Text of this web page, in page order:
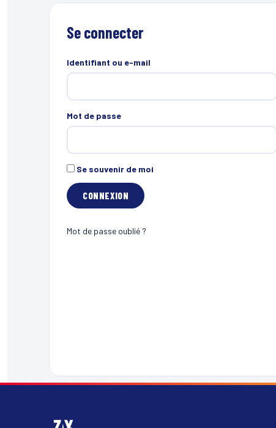
Se connecter
Identifiant ou e-mail
Mot de passe
Se souvenir de moi
Mot de passe oublié ?